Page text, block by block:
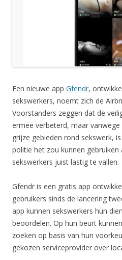
Een nieuwe app Gfendr,
sekswerkers, noemt zich de
Voorstanders zeggen dat de
ermee verbeterd, maar
grijze gebieden rond sekswerk,
politie het zou kunnen gebruiken
sekswerkers juist lastig te vallen.
Gfendr is een gratis app
gebruikers sinds de lancering
app kunnen sekswerkers hun
beoordelen. Op hun beurt
zoeken op basis van hun
gekozen serviceprovider over